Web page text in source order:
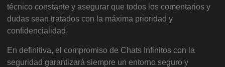
técnico constante y asegurar que todos los comentarios y
dudas sean tratados con la máxima prioridad y
confidencialidad.
En definitiva, el compromiso de Chats Infinitos con la
seguridad garantizará siempre un entorno seguro y